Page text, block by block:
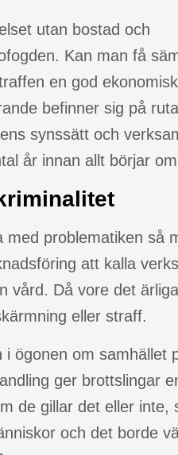
utan bostad och
Kan man få
en god ekonomisk
befinner sig på
synssätt och
år innan allt börjar
problematiken så
att kalla
vård. Då vore det
eller straff.
ögonen om samhället
ger brottslingar
de gillar det eller inte,
och det borde